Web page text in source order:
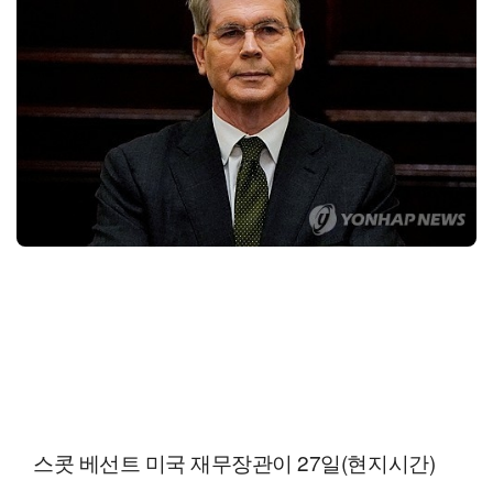
스콧 베선트 미국 재무장관이 27일(현지시간)